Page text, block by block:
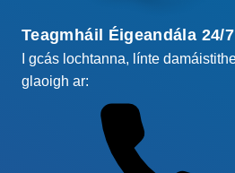
Teagmháil Éigeandála 24/7
I gcás lochtanna, línte
glaoigh ar: